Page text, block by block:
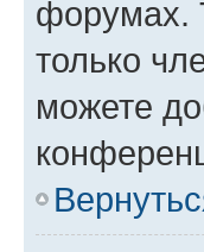
форумах.
только
можете